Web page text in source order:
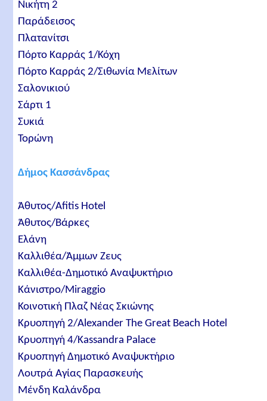
Νικήτη 2
Παράδεισος
Πλατανίτσι
Πόρτο Καρράς 1/Κόχη
Πόρτο Καρράς 2/Σιθωνία Μελίτων
Σαλονικιού
Σάρτι 1
Συκιά
Τορώνη
Δήμος Κασσάνδρας
Άθυτος/Afitis Hotel
Άθυτος/Βάρκες
Ελάνη
Καλλιθέα/Άμμων Ζευς
Καλλιθέα-Δημοτικό Αναψυκτήριο
Κάνιστρο/Miraggio
Κοινοτική Πλαζ Νέας Σκιώνης
Κρυοπηγή 2/Alexander Τhe Great Beach Hotel
Κρυοπηγή 4/Kassandra Palace
Κρυοπηγή Δημοτικό Αναψυκτήριο
Λουτρά Αγίας Παρασκευής
Μένδη Καλάνδρα